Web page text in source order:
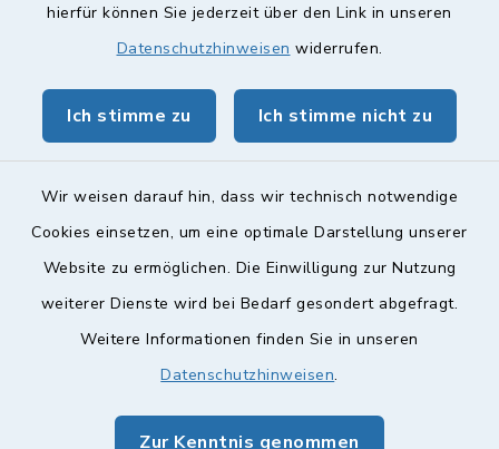
hierfür können Sie jederzeit über den Link in unseren
Datenschutzhinweisen widerrufen.
Ich stimme zu Ich stimme nicht zu
Wir weisen darauf hin, dass wir technisch notwendige
Cookies einsetzen, um eine optimale Darstellung unserer
Website zu ermöglichen. Die Einwilligung zur Nutzung
weiterer Dienste wird bei Bedarf gesondert abgefragt.
Weitere Informationen finden Sie in unseren
Datenschutzhinweisen.
Zur Kenntnis genommen
Landkreis Lichtenfels
geoPortal Lichtenfels
Barrierefreiheit